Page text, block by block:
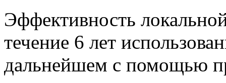
Эффективность
течение 6 лет
дальнейшем с помощью